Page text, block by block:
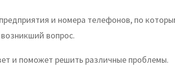
и номера телефонов, по
вопрос.
и поможет решить различные проблемы.